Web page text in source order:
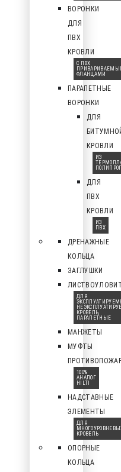
ВОРОНКИ
ДЛЯ
ПВХ
КРОВЛИ
С ПВХ
ФЛАНЦАМИ
ПАРАПЕТНЫЕ
ВОРОНКИ
ДЛЯ
КРОВЛИ
ИЗ
ДЛЯ
ПВХ
КРОВЛИ
ИЗ
ПВХ
ДРЕНАЖНЫЕ
КОЛЬЦА
ЗАГЛУШКИ
ДЛЯ
КРОВЕЛЬ,
ПАРАПЕТНЫЕ
МАНЖЕТЫ
МУФТЫ
100%
АНАЛОГ
HILTI
НАДСТАВНЫЕ
ЭЛЕМЕНТЫ
ДЛЯ
КРОВЕЛЬ
ОПОРНЫЕ
КОЛЬЦА